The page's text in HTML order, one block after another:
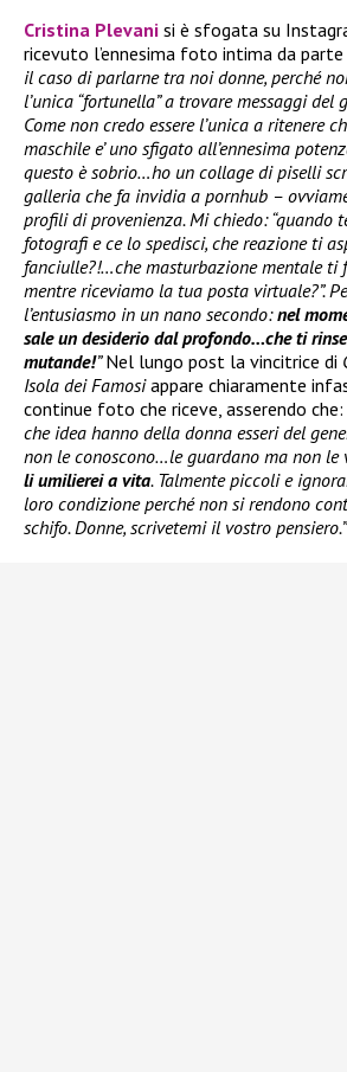
Cristina Plevani si è sfogata su
ricevuto l’ennesima foto intima da parte
il caso di parlarne tra noi donne, perché
l’unica “fortunella” a trovare messaggi del
Come non credo essere l’unica a ritenere
maschile e’ uno sfigato all’ennesima
questo è sobrio…ho un collage di piselli
galleria che fa invidia a pornhub –
profili di provenienza. Mi chiedo: “quando
fotografi e ce lo spedisci, che reazione ti
fanciulle?!…che masturbazione mentale ti
mentre riceviamo la tua posta virtuale?”.
l’entusiasmo in un nano secondo:nel
sale un desiderio dal profondo…che ti
mutande!”Nel lungo post la vincitrice di
Isola dei Famosiappare chiaramente
continue foto che riceve, asserendo che:
che idea hanno della donna esseri del
non le conoscono…le guardano ma non le
li umilierei a vita. Talmente piccoli e
loro condizione perché non si rendono
schifo. Donne, scrivetemi il vostro pensiero.”